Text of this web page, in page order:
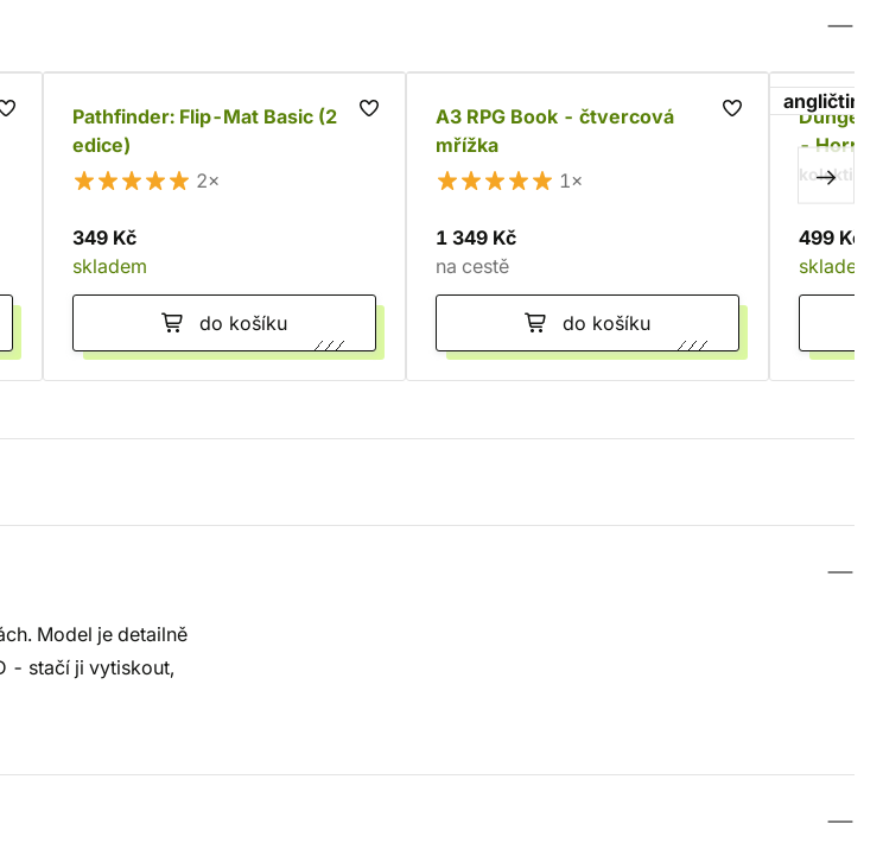
Pathfinder: Flip-Mat Basic (2
edice)
2×
349 Kč
skladem
do košíku
A3 RPG Book - čtvercová
mřížka
1×
1 349 Kč
na cestě
do košíku
angličtina
-
kolektiv
499 Kč
skladem
Model je detailně
- stačí ji vytiskout,